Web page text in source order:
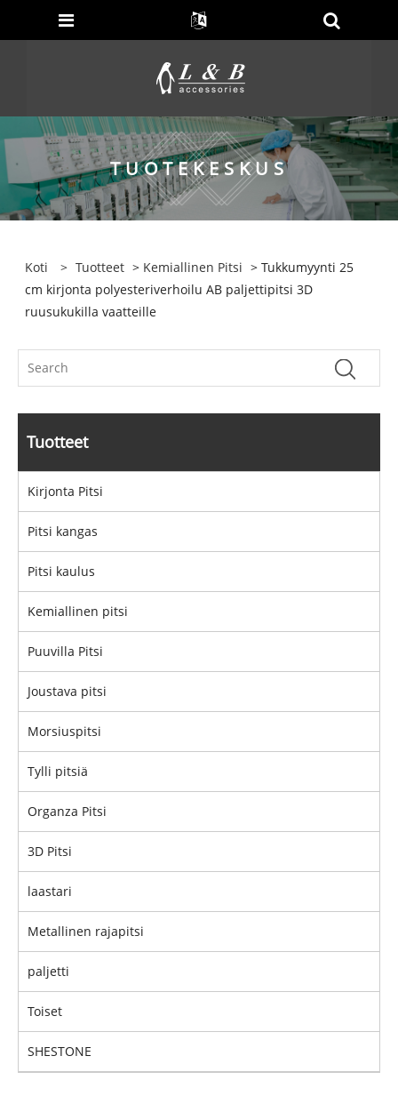
TUOTEKESKUS
Koti > Tuotteet > Kemiallinen Pitsi > Tukkumyynti 25
cm kirjonta polyesteriverhoilu AB paljettipitsi 3D
ruusukukilla vaatteille
Tuotteet
Kirjonta Pitsi
Pitsi kangas
Pitsi kaulus
Kemiallinen pitsi
Puuvilla Pitsi
Joustava pitsi
Morsiuspitsi
Tylli pitsiä
Organza Pitsi
3D Pitsi
laastari
Metallinen rajapitsi
paljetti
Toiset
SHESTONE